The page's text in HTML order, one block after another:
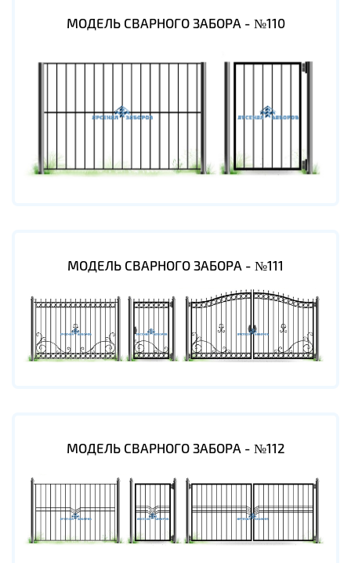
МОДЕЛЬ СВАРНОГО ЗАБОРА - №110
МОДЕЛЬ СВАРНОГО ЗАБОРА - №111
МОДЕЛЬ СВАРНОГО ЗАБОРА - №112